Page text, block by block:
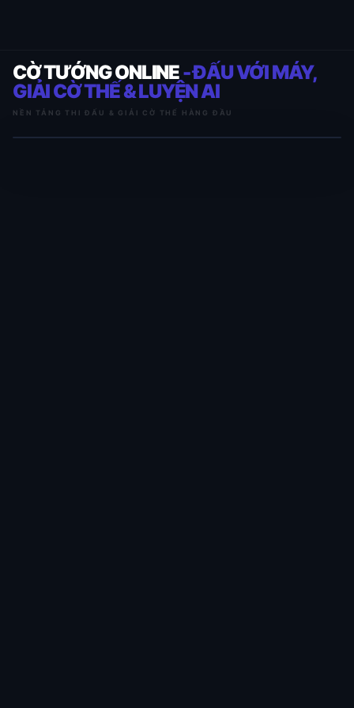
CỜ TƯỚNG ONLINE- ĐẤU VỚI MÁY,
GIẢI CỜ THẾ & LUYỆN AI
NỀN TẢNG THI ĐẤU & GIẢI CỜ THẾ HÀNG ĐẦU